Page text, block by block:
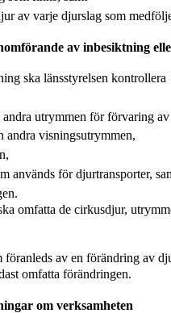
av varje djurslag som
av inbesiktning
ska länsstyrelsen kontrollera
andra utrymmen för förvaring
andra visningsutrymmen,
används för djurtransporter,
omfatta de cirkusdjur,
av en förändring av
omfatta förändringen.
om verksamheten